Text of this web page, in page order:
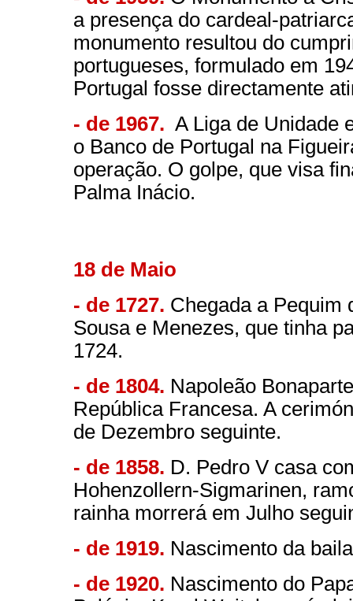
a presença do cardeal-
monumento resultou do
portugueses, formulado em
Portugal fosse directamente
- de 1967. A Liga de Unidade
o Banco de Portugal na
operação. O golpe, que visa
Palma Inácio.
18 de Maio
- de 1727. Chegada a Pequim
Sousa e Menezes, que tinha
1724.
- de 1804. Napoleão
República Francesa. A
de Dezembro seguinte.
- de 1858. D. Pedro V casa
Hohenzollern-Sigmarinen,
rainha morrerá em Julho
- de 1919. Nascimento da
- de 1920. Nascimento do